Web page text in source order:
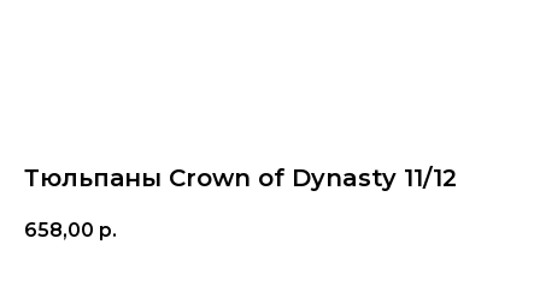
Тюльпаны Crown of Dynasty 11/12
658,00 р.